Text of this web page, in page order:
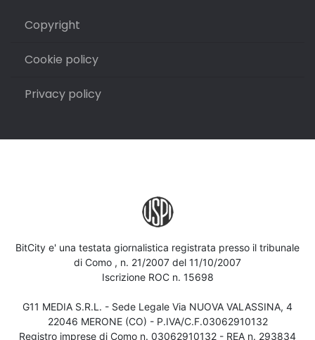
Copyright
Cookie policy
Privacy policy
BitCity e' una testata giornalistica registrata presso il tribunale
di Como , n. 21/2007 del 11/10/2007
Iscrizione ROC n. 15698
G11 MEDIA S.R.L. - Sede Legale Via NUOVA VALASSINA, 4
22046 MERONE (CO) - P.IVA/C.F.03062910132
Registro imprese di Como n. 03062910132 - REA n. 293834